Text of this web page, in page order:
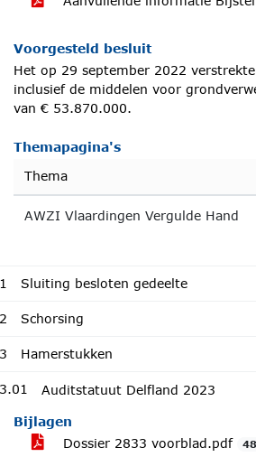
Voorgesteld besluit
Het op 29 september 2022
inclusief de middelen voor
van € 53.870.000.
Themapagina's
Thema
AWZI Vlaardingen Vergulde Hand
Sluiting besloten gedeelte
Schorsing
Hamerstukken
Auditstatuut Delfland 2023
Bijlagen
Dossier 2833 voorblad.pdf